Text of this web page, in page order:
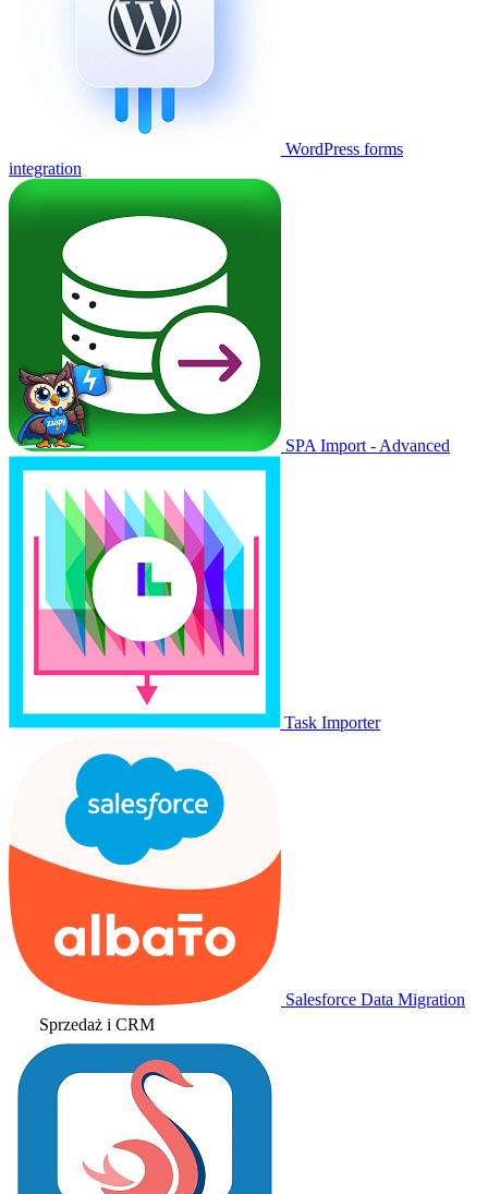
WordPress forms
integration
SPA Import - Advanced
Task Importer
Salesforce Data Migration
Sprzedaż i CRM